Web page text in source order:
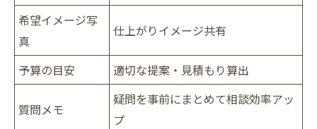
希望イメージ写
真
仕上がりイメージ共有
予算の目安 適切な提案・見積もり算出
質問メモ
疑問を事前にまとめて相談効率アッ
プ